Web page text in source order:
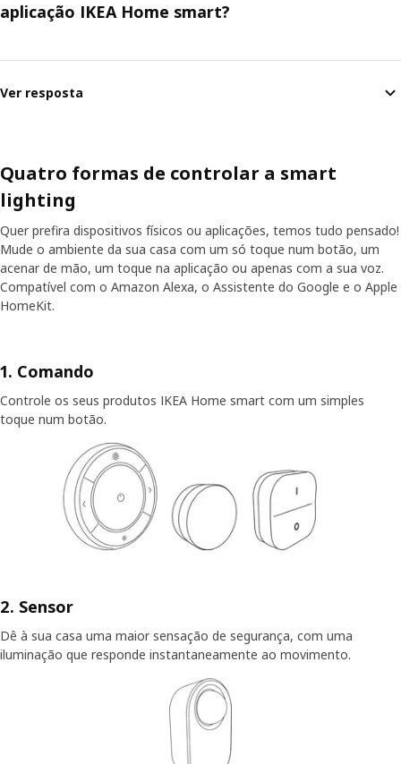
aplicação IKEA Home smart?
Ver resposta
Quatro formas de controlar a smart
lighting
Quer prefira dispositivos físicos ou aplicações, temos tudo pensado!
Mude o ambiente da sua casa com um só toque num botão, um
acenar de mão, um toque na aplicação ou apenas com a sua voz.
Compatível com o Amazon Alexa, o Assistente do Google e o Apple
HomeKit.
1. Comando
Controle os seus produtos IKEA Home smart com um simples
toque num botão.
2. Sensor
Dê à sua casa uma maior sensação de segurança, com uma
iluminação que responde instantaneamente ao movimento.